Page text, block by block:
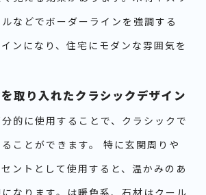
などでボーダーラインを強調する
ンになり、住宅にモダンな雰囲気を
取り入れたクラシックデザイン
的に使用することで、クラシックで
ことができます。 特に玄関周りや
ントとして使用すると、温かみのあ
なります。は暖色系、石材はクール